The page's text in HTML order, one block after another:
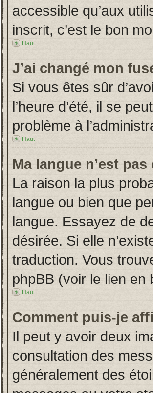
accessible qu’aux
inscrit, c’est le bon
Haut
J’ai changé mon
Si vous êtes sûr
l’heure d’été, il se
problème à
Haut
Ma langue n’est
La raison la plus
langue ou bien que
langue. Essayez de
désirée. Si elle
traduction. Vous
phpBB (voir le lien en
Haut
Comment puis-je
Il peut y avoir deux
consultation des
généralement des